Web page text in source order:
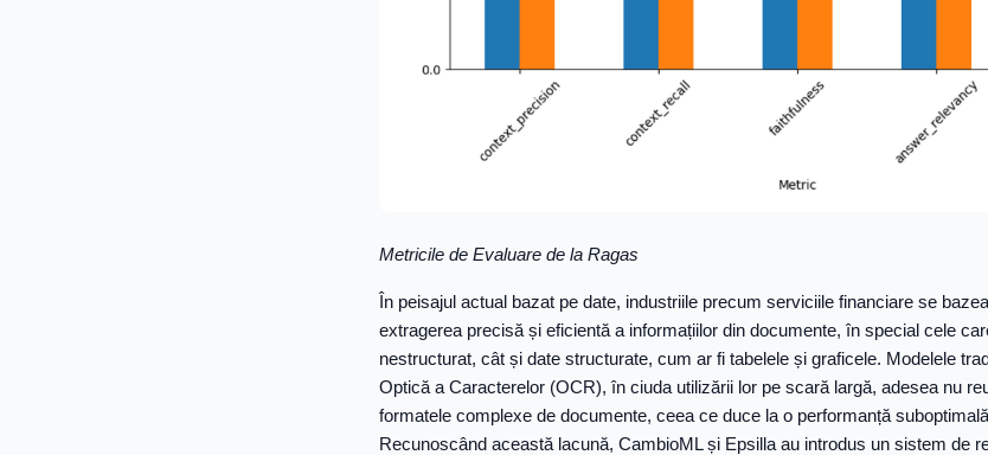
Metricile de Evaluare de la Ragas
În peisajul actual bazat pe date, industriile precum serviciile financiare se
extragerea precisă și eficientă a informațiilor din documente, în special cele
nestructurat, cât și date structurate, cum ar fi tabelele și graficele. Modelele
Optică a Caracterelor (OCR), în ciuda utilizării lor pe scară largă, adesea nu
formatele complexe de documente, ceea ce duce la o performanță
Recunoscând această lacună, CambioML și Epsilla au introdus un sistem de